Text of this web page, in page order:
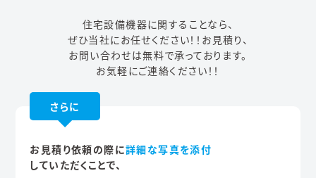
住宅設備機器に関することなら、
ぜひ当社にお任せください！！ お見積り、
お問い合わせは無料で承っております。
お気軽にご連絡ください！！
さらに
お見積り依頼の際に詳細な写真を添付
していただくことで、